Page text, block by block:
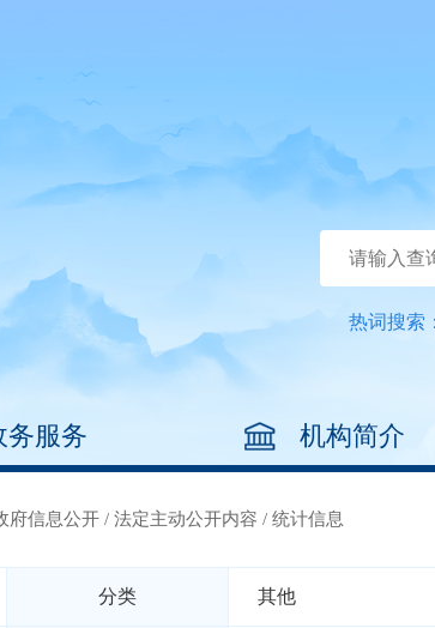
热词搜索：
务服务 机构简介
府信息公开 / 法定主动公开内容 / 统计信息
分类 其他